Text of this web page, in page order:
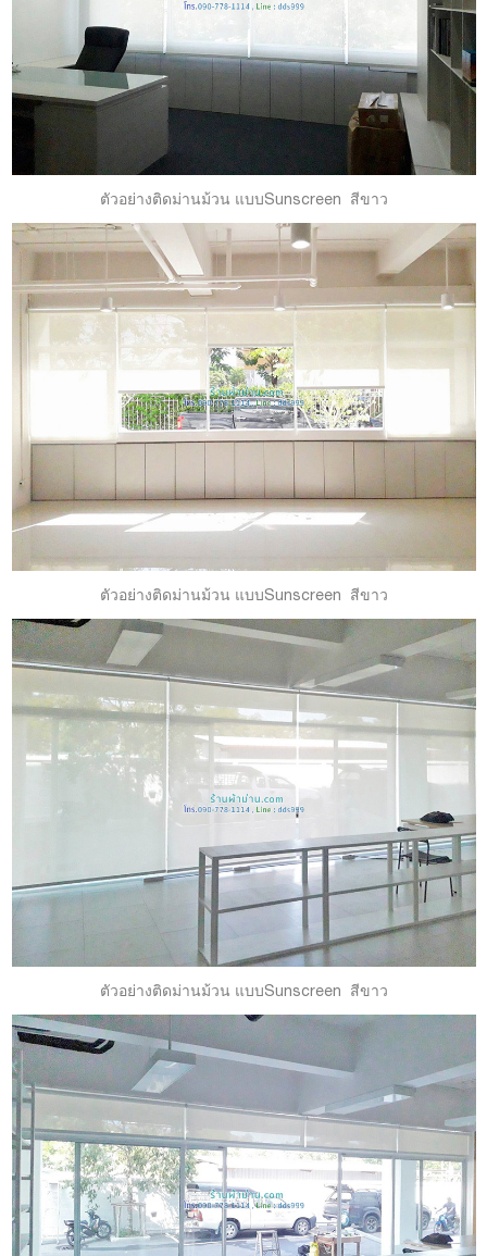
ตัวอย่างติดม่านม้วน แบบSunscreen สีขาว
ตัวอย่างติดม่านม้วน แบบSunscreen สีขาว
ตัวอย่างติดม่านม้วน แบบSunscreen สีขาว